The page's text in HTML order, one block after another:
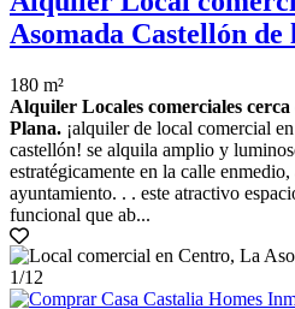
Asomada Castellón de
180 m²
Alquiler Locales comerciales
Plana. ¡alquiler de local comercial
castellón! se alquila amplio y
estratégicamente en la calle enmedio,
ayuntamiento. . . este atractivo
funcional que ab...
1/12